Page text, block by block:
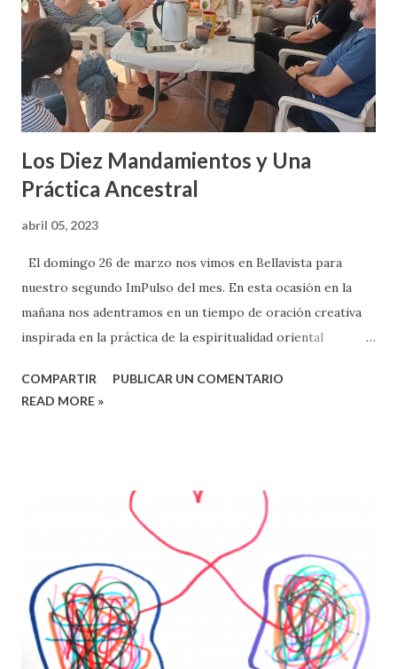
nos recordó que su colega teólogo Miguel García Baró
apunta en su trabajo que el mayor problema no es el mal
que padecemos, sino el mal que hacemos. El mal que
padezco, no me hace necesariamente malo, solo lo ha...
Los Diez Mandamientos y Una
Práctica Ancestral
abril 05, 2023
El domingo 26 de marzo nos vimos en Bellavista para
nuestro segundo ImPulso del mes. En esta ocasión en la
mañana nos adentramos en un tiempo de oración creativa
inspirada en la práctica de la espiritualidad oriental
“tomar y enviar”, invierte nuestra lógica habitual de evitar
patrones de egoísmo. Empezamos a sentir amor por
nosotros mismos y por los demás; empezamos a cuidar de
nosotros mismos y de los demás. . . . Inhala por todos
nosotros y exhala por todos nosotros. Puedes saber más
sobre este ejercicio a través del Centro para la Acción y la
Meditación, pinchando aquí Después comimos en unidad,
antes de una segunda parte de reflexión conjunta, y en
COMPARTIR
PUBLICAR UN COMENTARIO
READ MORE »